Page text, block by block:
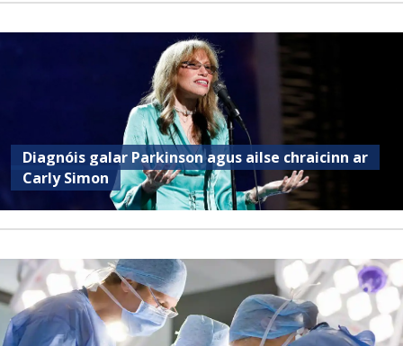
Diagnóis galar Parkinson agus ailse chraicinn ar
Carly Simon